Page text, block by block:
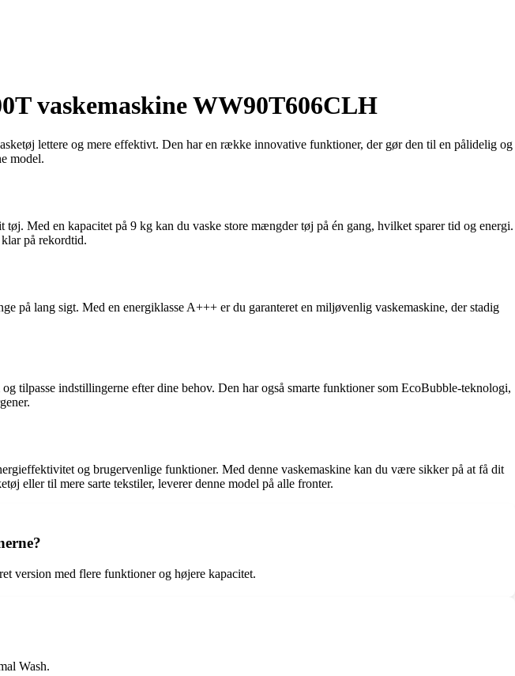
vaskemaskine WW90T606CLH
lettere og mere effektivt. Den har en række innovative funktioner, der gør den til en pålidelig og
model.
Med en kapacitet på 9 kg kan du vaske store mængder tøj på én gang, hvilket sparer tid og energi.
på rekordtid.
på lang sigt. Med en energiklasse A+++ er du garanteret en miljøvenlig vaskemaskine, der stadig
tilpasse indstillingerne efter dine behov. Den har også smarte funktioner som EcoBubble-teknologi,
og brugervenlige funktioner. Med denne vaskemaskine kan du være sikker på at få dit
eller til mere sarte tekstiler, leverer denne model på alle fronter.
version med flere funktioner og højere kapacitet.
Wash.